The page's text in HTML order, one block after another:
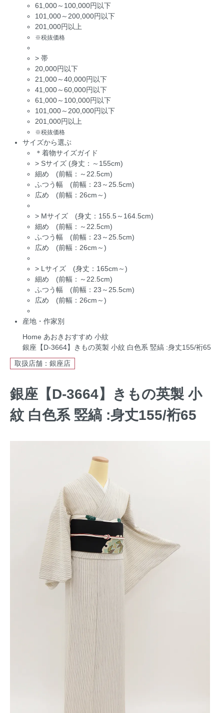
61,000～100,000円以下
101,000～200,000円以下
201,000円以上
※税抜価格
> 帯
20,000円以下
21,000～40,000円以下
41,000～60,000円以下
61,000～100,000円以下
101,000～200,000円以下
201,000円以上
※税抜価格
サイズから選ぶ
＊着物サイズガイド
> Sサイズ (身丈：～155cm)
細め (前幅：～22.5cm)
ふつう幅 (前幅：23～25.5cm)
広め (前幅：26cm～)
> Mサイズ (身丈：155.5～164.5cm)
細め (前幅：～22.5cm)
ふつう幅 (前幅：23～25.5cm)
広め (前幅：26cm～)
> Lサイズ (身丈：165cm～)
細め (前幅：～22.5cm)
ふつう幅 (前幅：23～25.5cm)
広め (前幅：26cm～)
産地・作家別
Home あおきおすすめ 小紋
銀座【D-3664】きもの英製 小紋 白色系 竪縞 :身丈155/裄65
取扱店舗：銀座店
銀座【D-3664】きもの英製 小
紋 白色系 竪縞 :身丈155/裄65